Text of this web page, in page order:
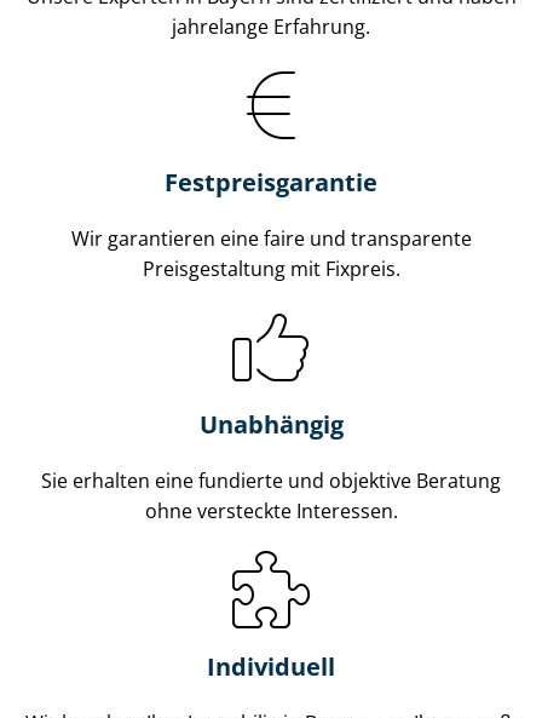
jahrelange Erfahrung.
Fest­preis­ga­ran­tie
Wir garantieren eine faire und transparente
Preisgestaltung mit Fixpreis.
Unabhängig
Sie erhalten eine fundierte und objektive Beratung
ohne versteckte Interessen.
Individuell